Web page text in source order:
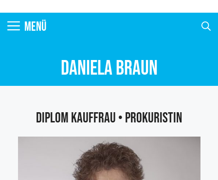
MENÜ
Daniela Braun
Diplom Kauffrau • Prokuristin